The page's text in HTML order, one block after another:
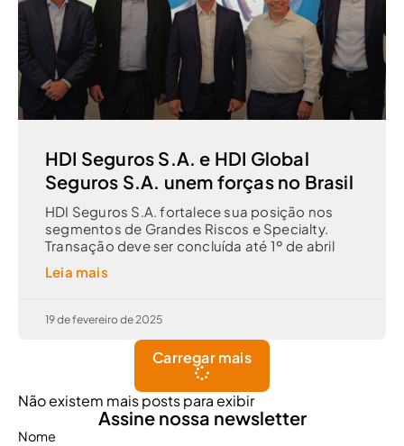
HDI Seguros S.A. e HDI Global
Seguros S.A. unem forças no Brasil
HDI Seguros S.A. fortalece sua posição nos
segmentos de Grandes Riscos e Specialty.
Transação deve ser concluída até 1º de abril
Leia mais
19 de fevereiro de 2025
Carregar mais
Não existem mais posts para exibir
Assine nossa newsletter
Nome